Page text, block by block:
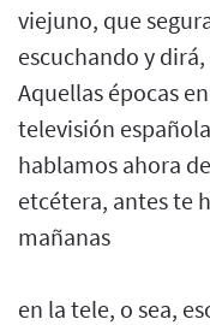
viejuno, que
escuchando y
Aquellas épocas
televisión
hablamos ahora
etcétera, antes te
mañanas
en la tele, o sea,